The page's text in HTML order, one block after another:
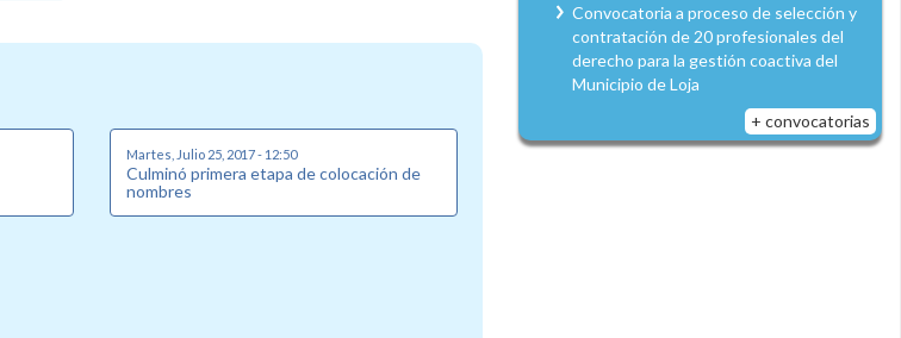
Martes, Julio 25, 2017 - 12:50
Culminó primera etapa de colocación de
nombres
Convocatoria a proceso de selección y
contratación de 20 profesionales del
derecho para la gestión coactiva del
Municipio de Loja
+ convocatorias